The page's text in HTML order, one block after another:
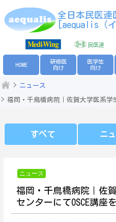
全日本民医連
[aequalis（
民医連
HOME
研修医
向け
医学生
向け
ニュース
福岡・千鳥橋病院｜佐賀大学医系学
すべて ニ
ニュース
福岡・千鳥橋病院｜佐
センターにてOSCE講座